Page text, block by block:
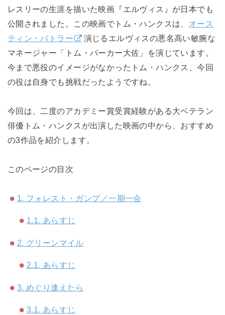
レスリーの生涯を描いた映画『エルヴィス』が日本でも
公開されました。この映画でトム・ハンクスは、 オース
ティン・バトラー
演じるエルヴィスの悪名高い敏腕な
マネージャー「トム・パーカー大佐」を演じています。
今まで悪役のイメージがなかったトム・ハンクス、今回
の役は自身でも挑戦だったようですね。
今回は、二度のアカデミー賞受賞経験がある大ベテラン
俳優トム・ハンクスが出演した映画の中から、おすすめ
の3作品を紹介します。
このページの目次
1. フォレスト・ガンプ／一期一会
1.1. あらすじ
2. グリーンマイル
2.1. あらすじ
3. めぐり逢えたら
3.1. あらすじ